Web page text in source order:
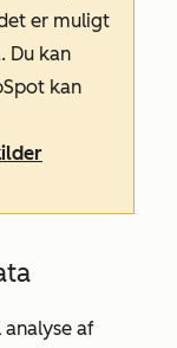
er muligt
Du kan
kan
af